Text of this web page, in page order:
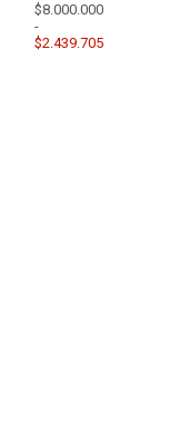
$8.000.000
-
$2.439.705